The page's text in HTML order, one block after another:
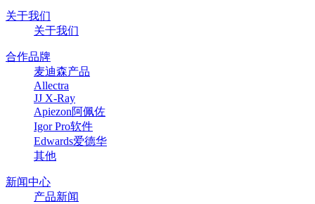
关于我们
关于我们
合作品牌
麦迪森产品
Allectra
JJ X-Ray
Apiezon阿佩佐
Igor Pro软件
Edwards爱德华
其他
新闻中心
产品新闻